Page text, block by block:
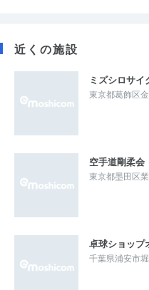
近くの施設
ミズシロサイ
東京都葛飾区
空手道剛柔会
東京都墨田区
卓球ショップ
千葉県浦安市